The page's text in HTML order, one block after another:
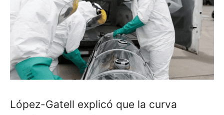
López-Gatell explicó que la curva